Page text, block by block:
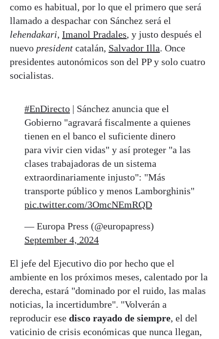
como es habitual, por lo que el primero que será
llamado a despachar con Sánchez será el
lehendakari, Imanol Pradales, y justo después el
nuevo president catalán, Salvador Illa. Once
presidentes autonómicos son del PP y solo cuatro
socialistas.
#EnDirecto | Sánchez anuncia que el
Gobierno "agravará fiscalmente a quienes
tienen en el banco el suficiente dinero
para vivir cien vidas" y así proteger "a las
clases trabajadoras de un sistema
extraordinariamente injusto": "Más
transporte público y menos Lamborghinis"
pic.twitter.com/3OmcNEmRQD
— Europa Press (@europapress)
September 4, 2024
El jefe del Ejecutivo dio por hecho que el
ambiente en los próximos meses, calentado por la
derecha, estará "dominado por el ruido, las malas
noticias, la incertidumbre". "Volverán a
reproducir ese disco rayado de siempre, el del
vaticinio de crisis económicas que nunca llegan,